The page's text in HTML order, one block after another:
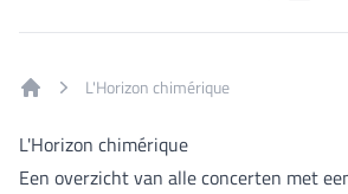
L'Horizon chimérique
L'Horizon chimérique
Een overzicht van alle concerten met